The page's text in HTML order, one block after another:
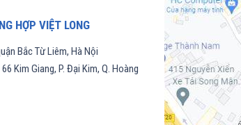
HỢP VIỆT LONG
Bắc Từ Liêm, Hà Nội
Kim Giang, P. Đại Kim, Q. Hoàng